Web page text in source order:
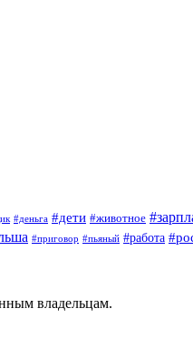
#деньга #дети #животное
#приговор #пьяный #работа
владельцам.